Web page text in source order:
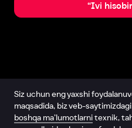
“Ivi
Siz uchun eng yaxshi
maqsadida, biz veb-saytimizdagi
boshqa ma’lumotlarnitexnik,